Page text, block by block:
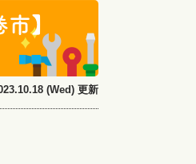
】
(Wed) 更新